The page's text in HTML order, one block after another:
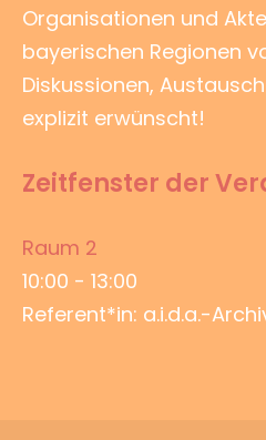
Organisationen und
bayerischen Regionen
Diskussionen,
explizit erwünscht!
Zeitfenster der
Raum 2
10:00 - 13:00
Referent*in: a.i.d.a.-